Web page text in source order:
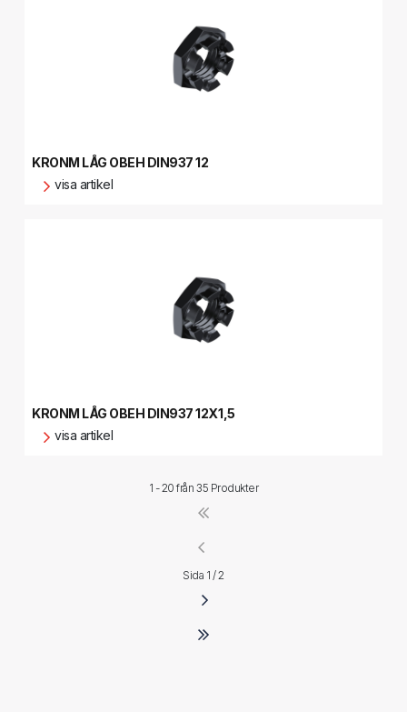
KRONM LÅG OBEH DIN937 12
visa artikel
KRONM LÅG OBEH DIN937 12X1,5
visa artikel
1 - 20 från 35 Produkter
Sida 1 / 2